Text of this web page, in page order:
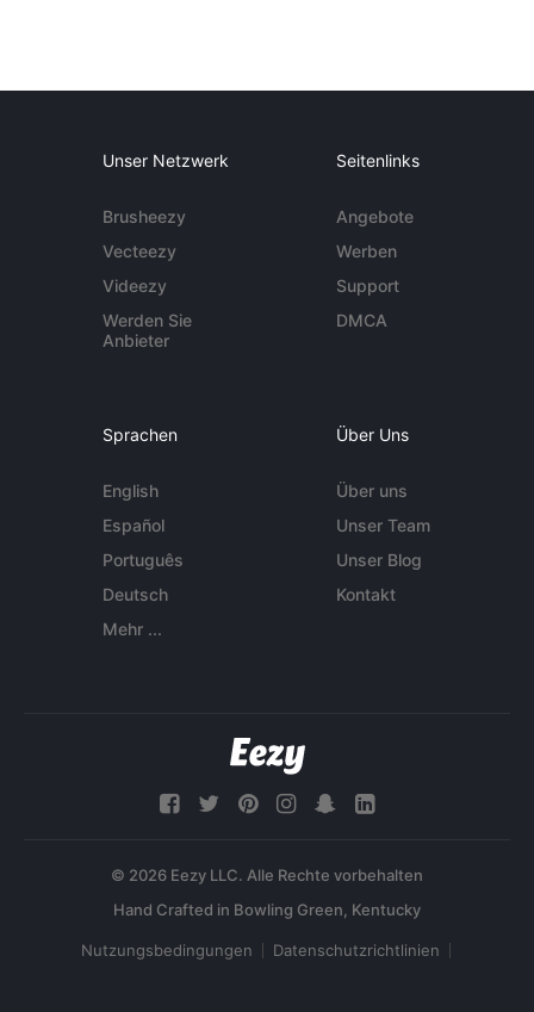
Unser Netzwerk
Brusheezy
Vecteezy
Videezy
Werden Sie
Anbieter
Seitenlinks
Angebote
Werben
Support
DMCA
Sprachen
English
Español
Português
Deutsch
Mehr ...
Über Uns
Über uns
Unser Team
Unser Blog
Kontakt
© 2026 Eezy LLC. Alle Rechte vorbehalten
Nutzungsbedingungen Datenschutzrichtlinien